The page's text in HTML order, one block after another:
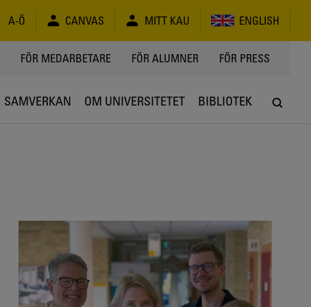
A-Ö CANVAS MITT KAU ENGLISH
FÖR MEDARBETARE FÖR ALUMNER FÖR PRESS
SAMVERKAN OM UNIVERSITETET BIBLIOTEK